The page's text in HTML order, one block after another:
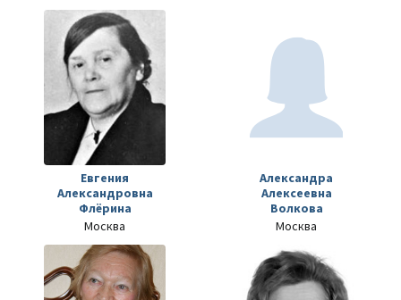
Евгения
Александровна
Флёрина
Москва
Александра
Алексеевна
Волкова
Москва